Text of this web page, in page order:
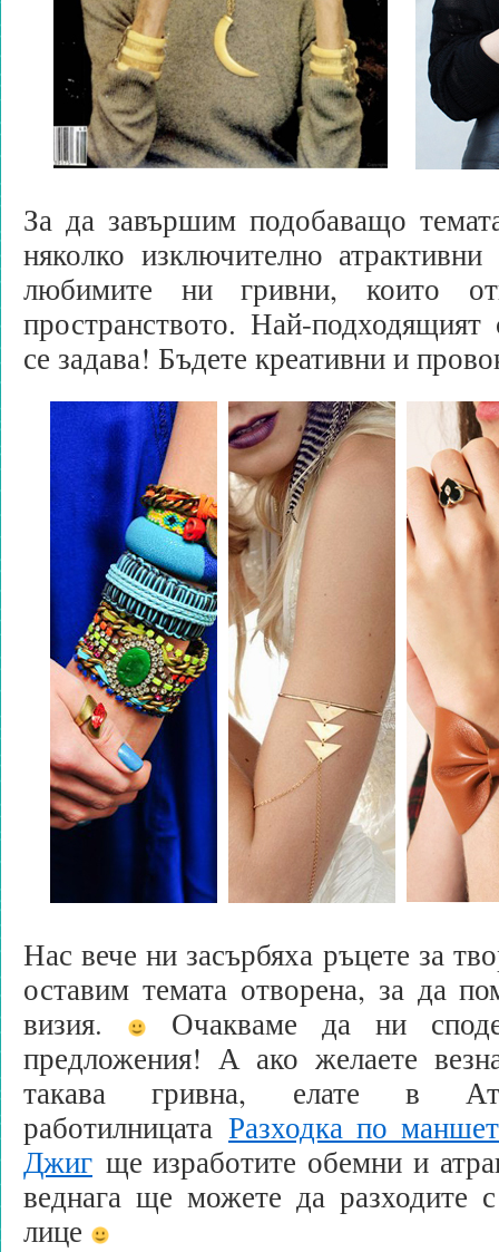
За да завършим подобаващо
няколко изключително
любимите ни гривни, които
пространството. Най-подходящият
се задава! Бъдете креативни и
Нас вече ни засърбяха ръцете за
оставим темата отворена, за да
визия.
Очакваме да ни
предложения! А ако желаете
такава гривна, елате в
работилницата Разходка по
Джиг ще изработите обемни и
веднага ще можете да разходите
лице